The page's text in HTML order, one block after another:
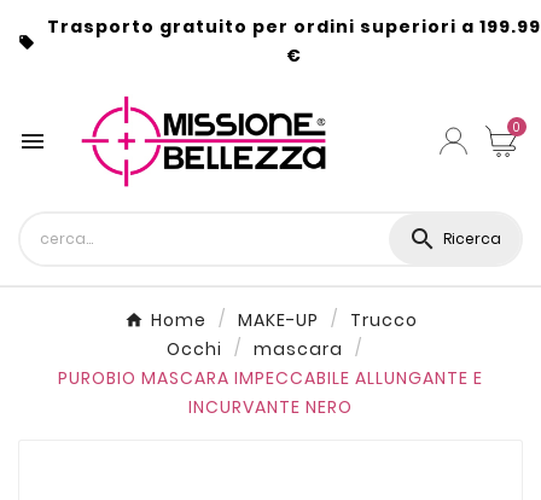

Trasporto gratuito per ordini superiori a 199.99
€
 0
 Ricerca
Home MAKE-UP
Trucco
Occhi
mascara
PUROBIO MASCARA IMPECCABILE ALLUNGANTE E
INCURVANTE NERO